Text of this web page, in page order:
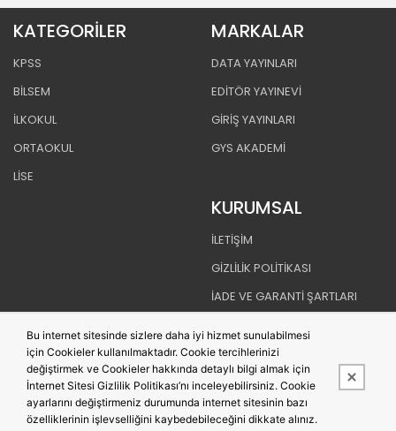
KATEGORİLER
KPSS
BİLSEM
İLKOKUL
ORTAOKUL
LİSE
MARKALAR
DATA YAYINLARI
EDİTÖR YAYINEVİ
GİRİŞ YAYINLARI
GYS AKADEMİ
KURUMSAL
İLETİŞİM
GİZLİLİK POLİTİKASI
İADE VE GARANTİ ŞARTLARI
MESAFELİ SATIŞ SÖZLEŞMESİ
Bu site,PobolEti®Entegre E-ticaret Sistemi ile hazırlanmıştır.
Bu internet sitesinde sizlere daha iyi hizmet sunulabilmesi
için Cookieler kullanılmaktadır. Cookie tercihlerinizi
değiştirmek ve Cookieler hakkında detaylı bilgi almak için
İnternet Sitesi Gizlilik Politikası’nı inceleyebilirsiniz. Cookie
ayarlarını değiştirmeniz durumunda internet sitesinin bazı
özelliklerinin işlevselliğini kaybedebileceğini dikkate alınız.